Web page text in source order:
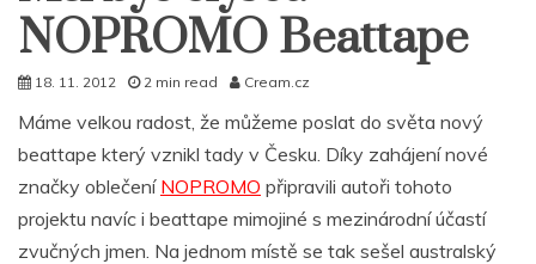
NOPROMO Beattape
18. 11. 2012 2 min read Cream.cz
Máme velkou radost, že můžeme poslat do světa nový
beattape který vznikl tady v Česku. Díky zahájení nové
značky oblečení NOPROMO připravili autoři tohoto
projektu navíc i beattape mimojiné s mezinárodní účastí
zvučných jmen. Na jednom místě se tak sešel australský